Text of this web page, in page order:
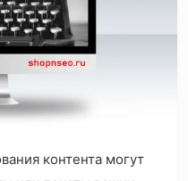
контента могут